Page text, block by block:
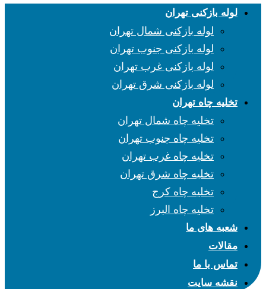
لوله بازکنی تهران
لوله بازکنی شمال تهران
لوله بازکنی جنوب تهران
لوله بازکنی غرب تهران
لوله بازکنی شرق تهران
تخلیه چاه تهران
تخلیه چاه شمال تهران
تخلیه چاه جنوب تهران
تخلیه چاه غرب تهران
تخلیه چاه شرق تهران
تخلیه چاه کرج
تخلیه چاه البرز
شعبه های ما
مقالات
تماس با ما
نقشه سایت